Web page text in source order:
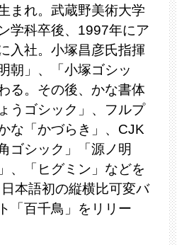
まれ。武蔵野美術大学
学科卒後、1997年にア
入社。小塚昌彦氏指揮
朝」、「小塚ゴシッ
る。その後、かな書体
うゴシック」、フルプ
な「かづらき」、CJK
ゴシック」「源ノ明
、「ヒグミン」などを
本語初の縦横比可変バ
「百千鳥」をリリー